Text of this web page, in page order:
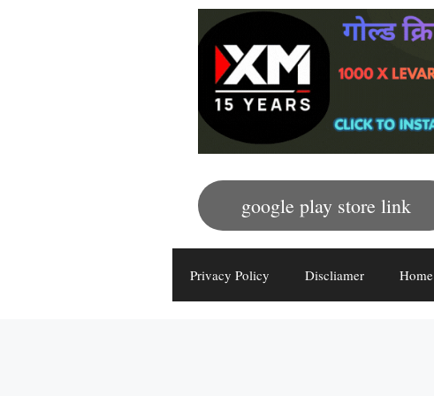
google play store link
Privacy Policy Discliamer Home